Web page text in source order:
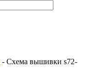
- Схема вышивки s72-